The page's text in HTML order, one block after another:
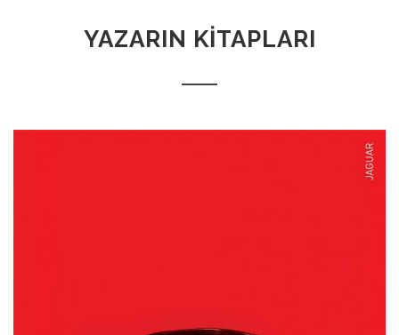
YAZARIN KİTAPLARI